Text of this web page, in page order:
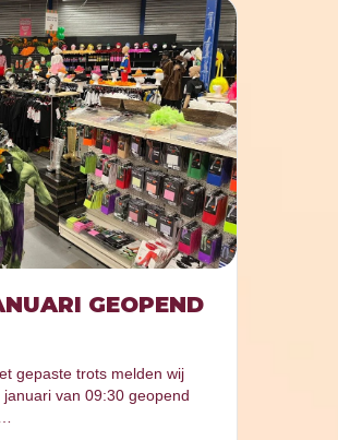
GEOPEND
gepaste trots melden wij
van 09:30 geopend